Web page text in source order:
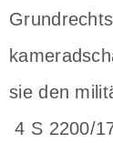
sie den
4 S 2200/